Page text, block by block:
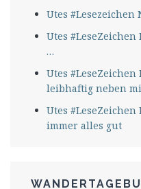
Utes #Lesezeichen
Utes #LeseZeichen
…
Utes #LeseZeichen
leibhaftig neben
Utes
immer alles gut